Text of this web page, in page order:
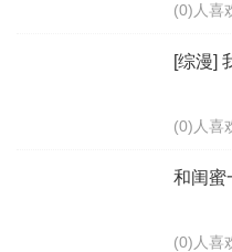
(0)人喜
[综漫]
(0)人喜
和闺蜜
(0)人喜